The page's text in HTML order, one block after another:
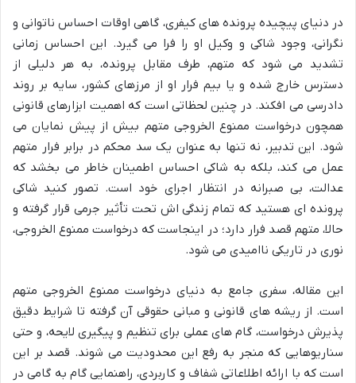
در دنیای پیچیده پرونده های کیفری، گاهی اوقات احساس ناتوانی و
نگرانی، وجود شاکی و وکیل او را فرا می گیرد. این احساس زمانی
تشدید می شود که متهم، طرف مقابل پرونده، به هر دلیلی از
دسترس خارج شده و یا بیم فرار او از مرزهای کشور، سایه بر روند
دادرسی می افکند. در چنین لحظاتی است که اهمیت ابزارهای قانونی
همچون درخواست ممنوع الخروجی متهم بیش از پیش نمایان می
شود. این تدبیر، نه تنها به عنوان یک سد محکم در برابر فرار متهم
عمل می کند، بلکه به شاکی احساس اطمینان خاطر می بخشد که
عدالت، بی صبرانه در انتظار اجرای خود است. تصور کنید شاکی
پرونده ای هستید که تمام زندگی اش تحت تأثیر جرمی قرار گرفته و
حالا، متهم قصد فرار دارد؛ در اینجاست که درخواست ممنوع الخروجی،
نوری در تاریکی ناامیدی می شود.
این مقاله، سفری جامع به دنیای درخواست ممنوع الخروجی متهم
است. از ریشه های قانونی و مبانی حقوقی آن گرفته تا شرایط دقیق
پذیرش درخواست، گام های عملی برای تنظیم و پیگیری لایحه، و حتی
سناریوهایی که منجر به رفع این محدودیت می شوند. قصد بر این
است که با ارائه اطلاعاتی شفاف و کاربردی، راهنمایی گام به گامی در